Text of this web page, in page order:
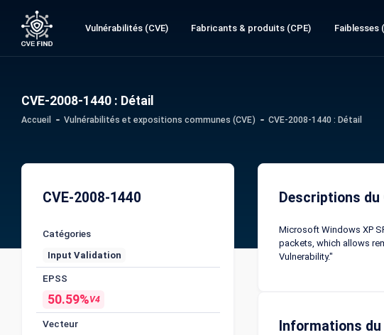
Vulnérabilités (CVE) Fabricants & produits (CPE) Faiblesses
CVE-2008-1440 : Détail
Accueil Vulnérabilités et expositions communes (CVE) CVE-2008-1440 : Détail
CVE-2008-1440
Catégories
Input Validation
EPSS
50.59%V4
Vecteur
Descriptions du
Microsoft Windows XP
packets, which allows
Vulnerability."
Informations du